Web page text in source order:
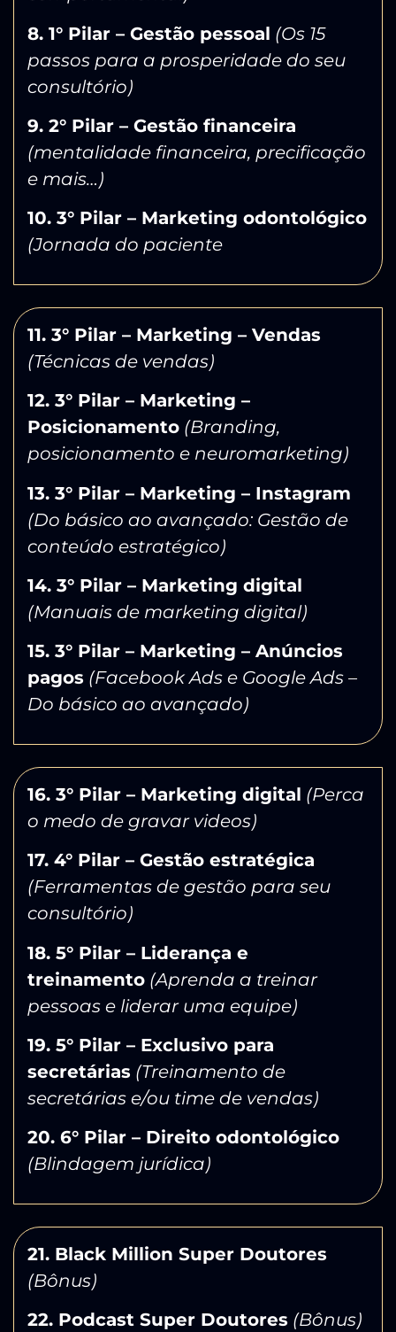
8. 1° Pilar – Gestão pessoal (Os 15
passos para a prosperidade do seu
consultório)
9. 2° Pilar – Gestão financeira
(mentalidade financeira, precificação
e mais…)
10. 3° Pilar – Marketing odontológico
(Jornada do paciente
11. 3° Pilar – Marketing – Vendas
(Técnicas de vendas)
12. 3° Pilar – Marketing –
Posicionamento (Branding,
posicionamento e neuromarketing)
13. 3° Pilar – Marketing – Instagram
(Do básico ao avançado: Gestão de
conteúdo estratégico)
14. 3° Pilar – Marketing digital
(Manuais de marketing digital)
15. 3° Pilar – Marketing – Anúncios
pagos (Facebook Ads e Google Ads –
Do básico ao avançado)
16. 3° Pilar – Marketing digital (Perca
o medo de gravar videos)
17. 4° Pilar – Gestão estratégica
(Ferramentas de gestão para seu
consultório)
18. 5° Pilar – Liderança e
treinamento (Aprenda a treinar
pessoas e liderar uma equipe)
19. 5° Pilar – Exclusivo para
secretárias (Treinamento de
secretárias e/ou time de vendas)
20. 6° Pilar – Direito odontológico
(Blindagem jurídica)
21. Black Million Super Doutores
(Bônus)
22. Podcast Super Doutores (Bônus)